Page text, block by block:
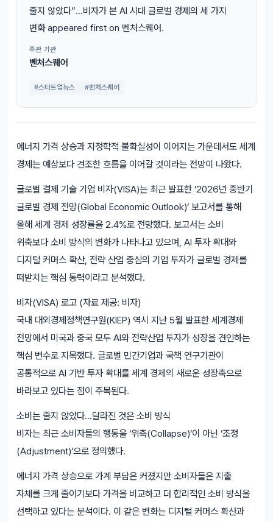
줄지 않았다”…비자가 본 AI 시대 글로벌 경제의 세 가지
변화 appeared first on 벤처스퀘어.
주관 기관
벤처스퀘어
#스타트업뉴스 #벤처스퀘어
에너지 가격 상승과 지정학적 불확실성이 이어지는 가운데서도 세계
경제는 예상보다 견조한 흐름을 이어갈 것이라는 전망이 나왔다.
글로벌 결제 기술 기업 비자(VISA)는 최근 발표한 ‘2026년 중반기
글로벌 경제 전망(Global Economic Outlook)’ 보고서를 통해
올해 세계 경제 성장률을 2.4%로 전망했다. 보고서는 소비
위축보다 소비 방식의 변화가 나타나고 있으며, AI 투자 확대와
디지털 커머스 확산, 전략 산업 중심의 기업 투자가 글로벌 경제를
떠받치는 핵심 동력이라고 분석했다.
비자(VISA) 로고 (자료 제공: 비자)
국내 대외경제정책연구원(KIEP) 역시 지난 5월 발표한 세계경제
전망에서 미국과 중국 모두 AI와 전략산업 투자가 성장을 견인하는
핵심 변수로 지목했다. 글로벌 민간기업과 국책 연구기관이
공통적으로 AI 기반 투자 확대를 세계 경제의 새로운 성장축으로
바라보고 있다는 점이 주목된다.
소비는 줄지 않았다…달라진 것은 소비 방식
비자는 최근 소비자들의 행동을 ‘위축(Collapse)’이 아닌 ‘조정
(Adjustment)’으로 정의했다.
에너지 가격 상승으로 가계 부담은 커졌지만 소비자들은 지출
자체를 크게 줄이기보다 가격을 비교하고 더 합리적인 소비 방식을
선택하고 있다는 분석이다. 이 같은 변화는 디지털 커머스 확산과